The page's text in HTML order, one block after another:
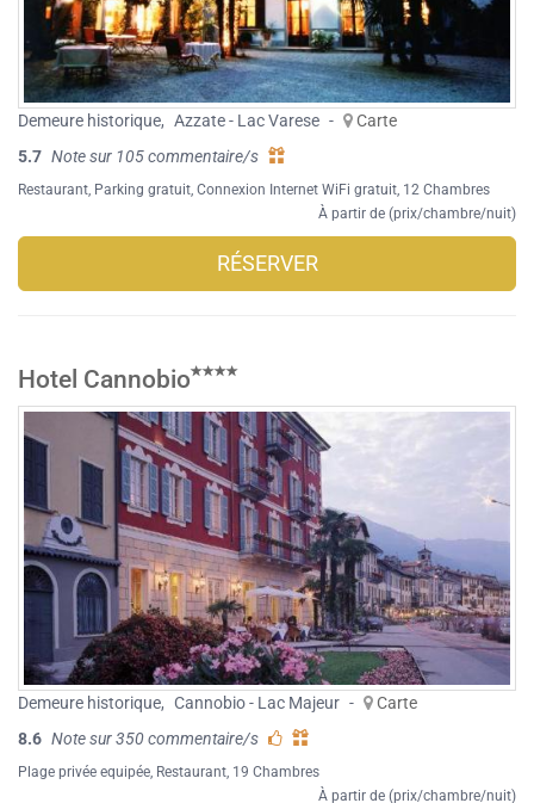
Demeure historique, Azzate - Lac Varese -
Carte
5.7 Note sur 105 commentaire/s
Restaurant Parking gratuit Connexion Internet WiFi gratuit , 12 Chambres
À partir de (prix/chambre/nuit)
RÉSERVER
Hotel Cannobio
Demeure historique, Cannobio - Lac Majeur -
Carte
8.6 Note sur 350 commentaire/s
Plage privée equipée, Restaurant, 19 Chambres
À partir de (prix/chambre/nuit)